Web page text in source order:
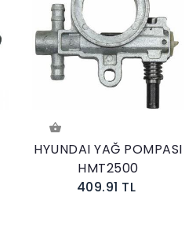
HYUNDAI YAĞ POMPASI
HMT2500
409.91 TL